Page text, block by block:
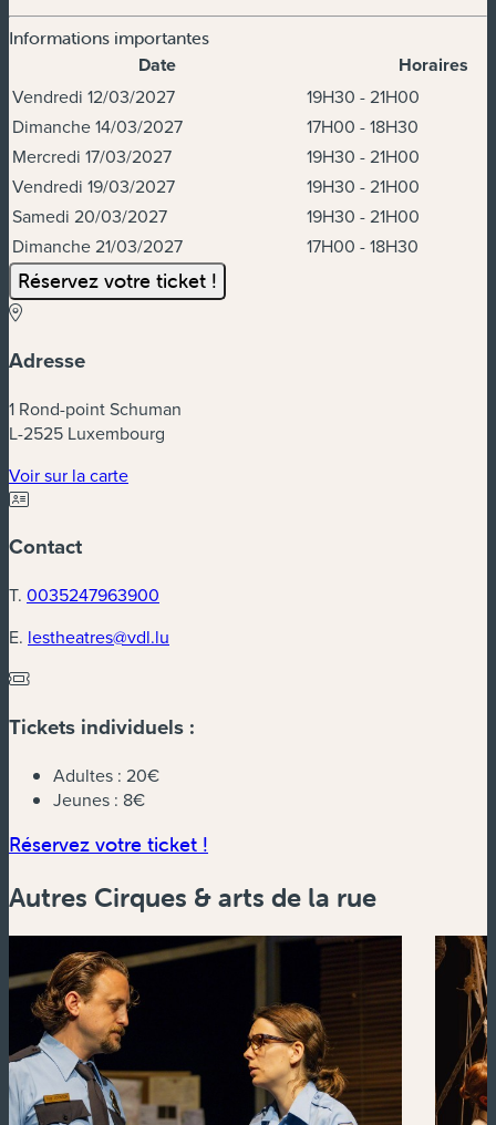
Informations importantes
Dates et horaires
Date Horaires
Vendredi 12/03/2027
19H30 - 21H00
Dimanche 14/03/2027
17H00 - 18H30
Mercredi 17/03/2027
19H30 - 21H00
Vendredi 19/03/2027
19H30 - 21H00
Samedi 20/03/2027
19H30 - 21H00
Dimanche 21/03/2027
17H00 - 18H30
Réservez votre ticket !
Adresse
1 Rond-point Schuman
L-2525 Luxembourg
Voir sur la carte(nouvelle fenêtre)
Contact
T. 0035247963900
E. lestheatres@vdl.lu
Tickets individuels :
Adultes : 20€
Jeunes : 8€
Réservez votre ticket !
Autres Cirques & arts de la rue